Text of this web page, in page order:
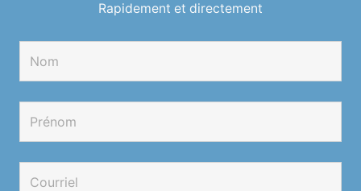
Rapidement et directement